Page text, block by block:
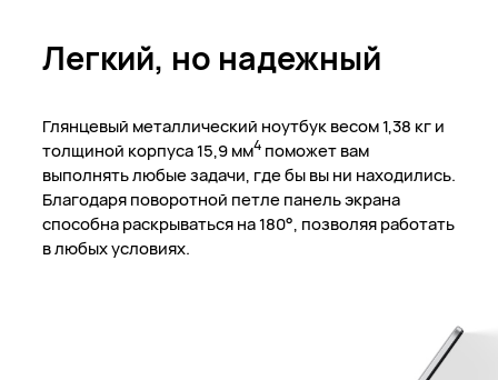
Легкий, но надежный
Глянцевый металлический ноутбук весом 1,38 кг и
толщиной корпуса 15,9 мм4 поможет вам
выполнять любые задачи, где бы вы ни находились.
Благодаря поворотной петле панель экрана
способна раскрываться на 180°, позволяя работать
в любых условиях.